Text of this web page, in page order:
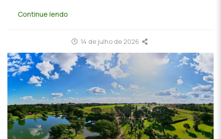
Continue lendo
14 de julho de 2026